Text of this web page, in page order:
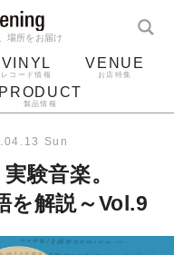
場所をお届け
VINYL
レコード情報
VENUE
お店特集
PRODUCT
製品情報
アルバム
Sun
験音楽。
を解説～Vol.9